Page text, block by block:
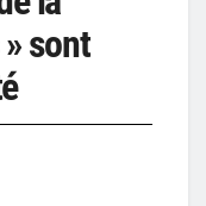
sont